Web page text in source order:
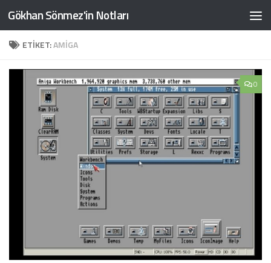
Skip to content
Gökhan Sönmez'in Notları
ETIKET:AMIGA
0